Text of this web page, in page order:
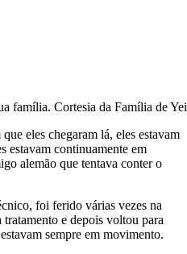
família. Cortesia da Família de
eles chegaram lá, eles estavam
estavam continuamente em
alemão que tentava conter o
foi ferido várias vezes na
e depois voltou para
sempre em movimento.